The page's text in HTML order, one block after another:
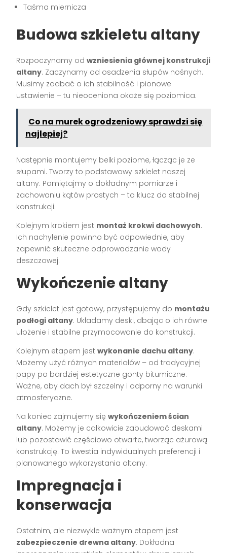
Taśma miernicza
Budowa szkieletu altany
Rozpoczynamy odwzniesienia głównej konstrukcji
altany. Zaczynamy od osadzenia słupów nośnych.
Musimy zadbać o ich stabilność i pionowe
ustawienie – tu nieoceniona okaże się poziomica.
Co na murek ogrodzeniowy sprawdzi się
najlepiej?
Następnie montujemy belki poziome, łącząc je ze
słupami. Tworzy to podstawowy szkielet naszej
altany. Pamiętajmy o dokładnym pomiarze i
zachowaniu kątów prostych – to klucz do stabilnej
konstrukcji.
Kolejnym krokiem jest montaż krokwi dachowych.
Ich nachylenie powinno być odpowiednie, aby
zapewnić skuteczne odprowadzanie wody
deszczowej.
Wykończenie altany
Gdy szkielet jest gotowy, przystępujemy do montażu
podłogi altany. Układamy deski, dbając o ich równe
ułożenie i stabilne przymocowanie do konstrukcji.
Kolejnym etapem jestwykonanie dachu altany.
Możemy użyć różnych materiałów – od tradycyjnej
papy po bardziej estetyczne gonty bitumiczne.
Ważne, aby dach był szczelny i odporny na warunki
atmosferyczne.
Na koniec zajmujemy sięwykończeniem ścian
altany. Możemy je całkowicie zabudować deskami
lub pozostawić częściowo otwarte, tworząc ażurową
konstrukcję. To kwestia indywidualnych preferencji i
planowanego wykorzystania altany.
Impregnacja i
konserwacja
Ostatnim, ale niezwykle ważnym etapem jest
zabezpieczenie drewna altany. Dokładna